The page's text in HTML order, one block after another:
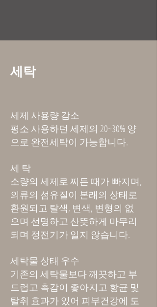
세탁
세제 사용량 감소
평소 사용하던 세제의 20~30% 양
으로 완전세탁이 가능합니다.
세 탁
소량의 세제로 찌든 때가 빠지며,
의류의 섬유질이 본래의 상태로
환원되고 탈색, 변색, 변형의 없
으며 선명하고 산뜻하게 마무리
되며 정전기가 일지 않습니다.
세탁물 상태 우수
기존의 세탁물보다 깨끗하고 부
드럽고 촉감이 좋아지고 항균 및
탈취 효과가 있어 피부건강에 도